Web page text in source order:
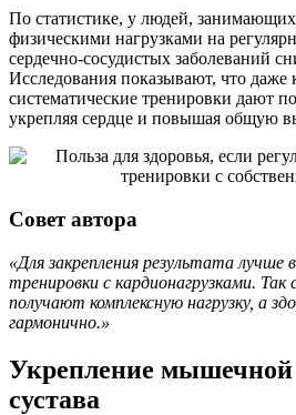
По статистике, у людей,
физическими нагрузками на
сердечно-сосудистых заболеваний
Исследования показывают, что даже
систематические тренировки дают
укрепляя сердце и повышая общую
Совет автора
«Для закрепления результата лучше
тренировки с кардионагрузками. Так
получают комплексную нагрузку, а
гармонично.»
Укрепление
сустава